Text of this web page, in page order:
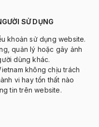
ƯỜI SỬ DỤNG
khoản sử dụng website.
quản lý hoặc gây ảnh
ười dùng khác.
không chịu trách
ành vi hay tổn thất nào
tin trên website.